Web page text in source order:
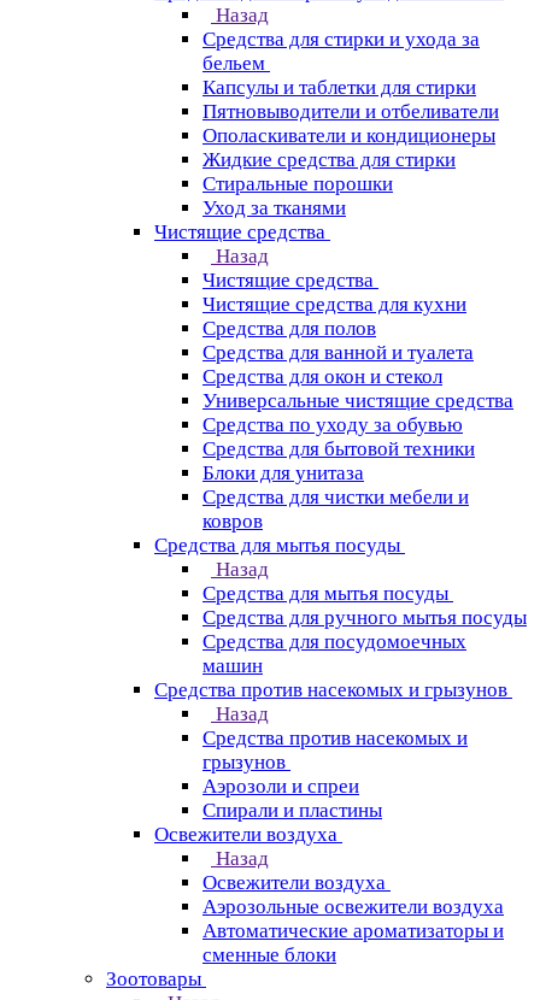
Назад
Средства для стирки и ухода за
бельем
Капсулы и таблетки для стирки
Пятновыводители и отбеливатели
Ополаскиватели и кондиционеры
Жидкие средства для стирки
Стиральные порошки
Уход за тканями
Чистящие средства
Назад
Чистящие средства
Чистящие средства для кухни
Средства для полов
Средства для ванной и туалета
Средства для окон и стекол
Универсальные чистящие средства
Средства по уходу за обувью
Средства для бытовой техники
Блоки для унитаза
Средства для чистки мебели и
ковров
Средства для мытья посуды
Назад
Средства для мытья посуды
Средства для ручного мытья посуды
Средства для посудомоечных
машин
Средства против насекомых и грызунов
Назад
Средства против насекомых и
грызунов
Аэрозоли и спреи
Спирали и пластины
Освежители воздуха
Назад
Освежители воздуха
Аэрозольные освежители воздуха
Автоматические ароматизаторы и
сменные блоки
Зоотовары